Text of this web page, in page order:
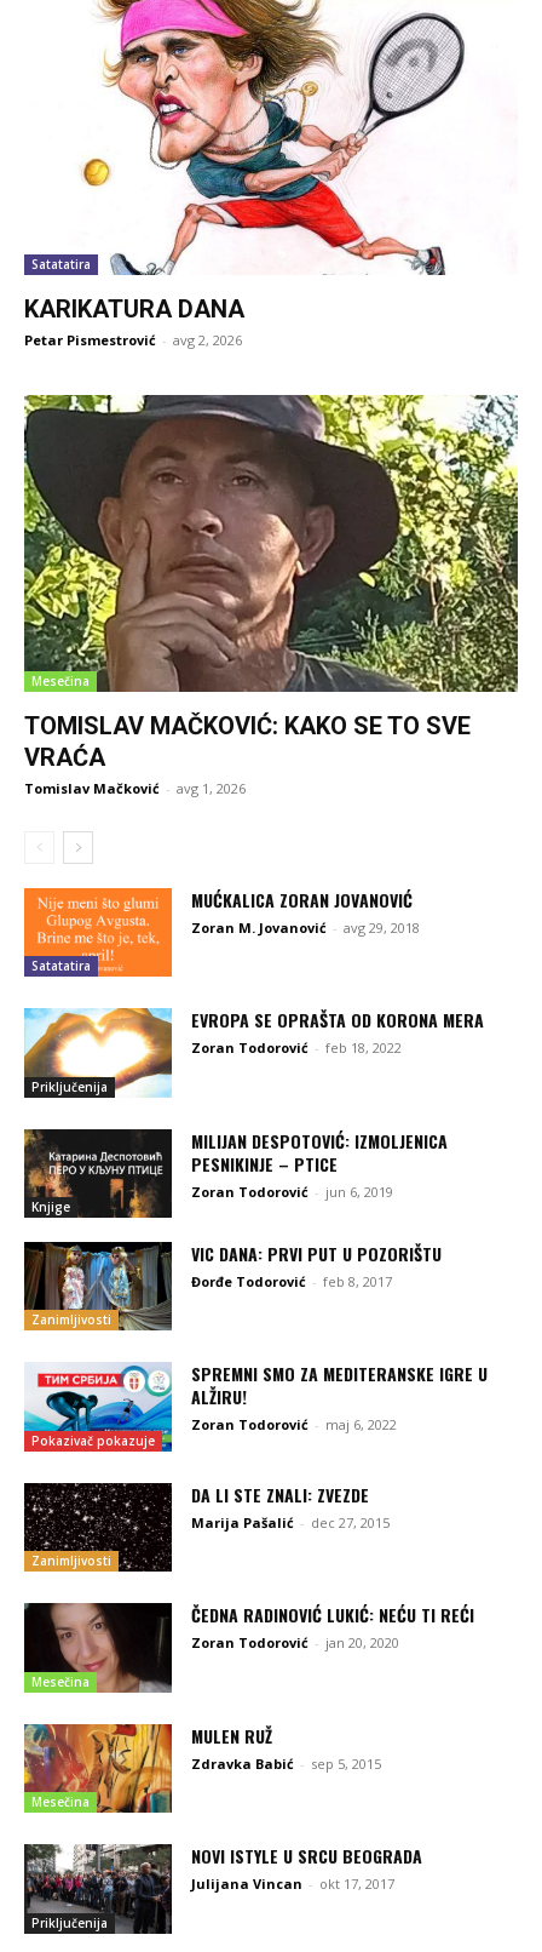
Satatatira
KARIKATURA DANA
Petar Pismestrović - avg 2, 2026
Mesečina
TOMISLAV MAČKOVIĆ: KAKO SE TO SVE
VRAĆA
Tomislav Mačković - avg 1, 2026
Satatatira
MUĆKALICA ZORAN JOVANOVIĆ
Zoran M. Jovanović - avg 29, 2018
Priključenija
EVROPA SE OPRAŠTA OD KORONA MERA
Zoran Todorović - feb 18, 2022
Knjige
MILIJAN DESPOTOVIĆ: IZMOLJENICA
PESNIKINJE – PTICE
Zoran Todorović - jun 6, 2019
Zanimljivosti
VIC DANA: PRVI PUT U POZORIŠTU
Đorđe Todorović - feb 8, 2017
Pokazivač pokazuje
SPREMNI SMO ZA MEDITERANSKE IGRE U
ALŽIRU!
Zoran Todorović - maj 6, 2022
Zanimljivosti
DA LI STE ZNALI: ZVEZDE
Marija Pašalić - dec 27, 2015
Mesečina
ČEDNA RADINOVIĆ LUKIĆ: NEĆU TI REĆI
Zoran Todorović - jan 20, 2020
Mesečina
MULEN RUŽ
Zdravka Babić - sep 5, 2015
Priključenija
NOVI ISTYLE U SRCU BEOGRADA
Julijana Vincan - okt 17, 2017